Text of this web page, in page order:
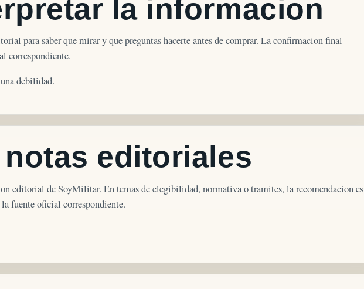
la informacion
para saber que mirar y que preguntas hacerte antes de comprar. La confirmacion final
correspondiente.
debilidad.
editoriales
editorial de SoyMilitar. En temas de elegibilidad, normativa o tramites, la recomendacion es
fuente oficial correspondiente.